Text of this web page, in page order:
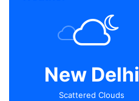
New Delhi
Scattered Clouds